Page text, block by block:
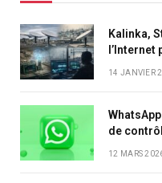
Kalinka,
14 JANVIER
de
12 MARS